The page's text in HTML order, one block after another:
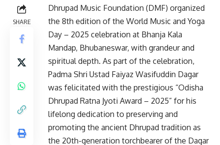
SHARE
Dhrupad Music Foundation (DMF) organized
the 8th edition of the World Music and Yoga
Day – 2025 celebration at Bhanja Kala
Mandap, Bhubaneswar, with grandeur and
spiritual depth. As part of the celebration,
Padma Shri Ustad Faiyaz Wasifuddin Dagar
was felicitated with the prestigious “Odisha
Dhrupad Ratna Jyoti Award – 2025” for his
lifelong dedication to preserving and
promoting the ancient Dhrupad tradition as
the 20th-generation torchbearer of the Dagar